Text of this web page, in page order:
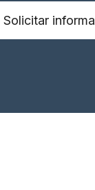
Solicitar